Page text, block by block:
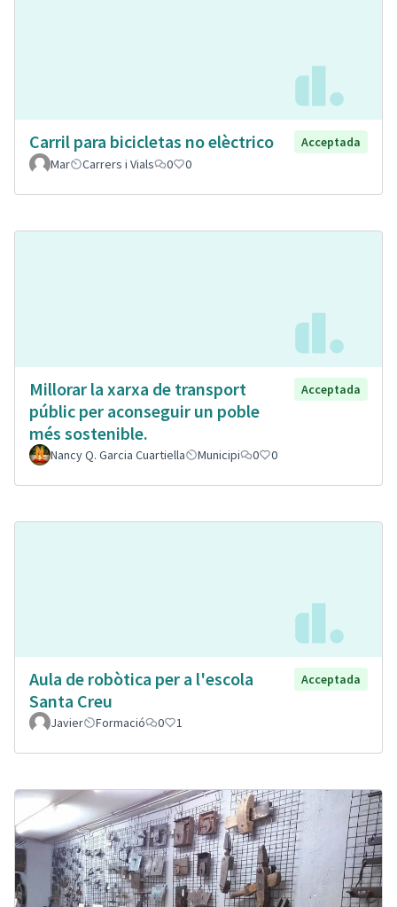
Carril para bicicletas no elèctrico
Acceptada
Mar
Carrers i Vials 0 0
Millorar la xarxa de transport
públic per aconseguir un poble
més sostenible.
Acceptada
Nancy Q. Garcia Cuartiella Municipi 0 0
Aula de robòtica per a l'escola
Santa Creu
Acceptada
Javier Formació 0 1